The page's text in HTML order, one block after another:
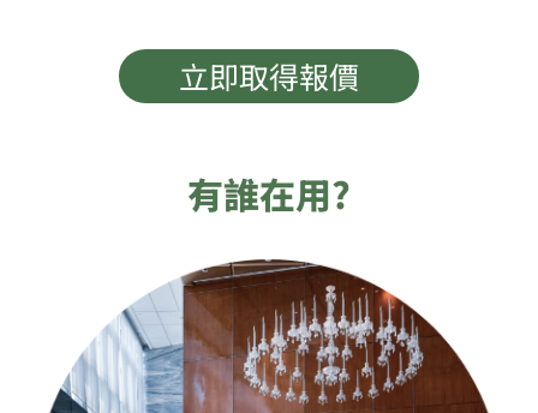
立即取得報價
有誰在用?